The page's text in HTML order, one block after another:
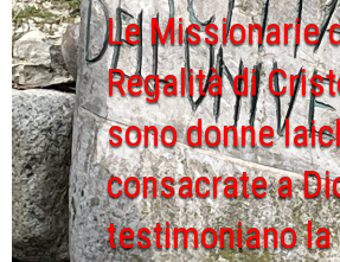
Le Missionarie
Regalità di
sono donne
consacrate a
testimoniano la